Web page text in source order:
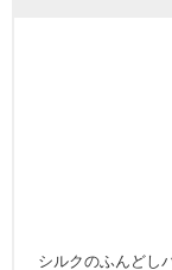
シルクのふんどし